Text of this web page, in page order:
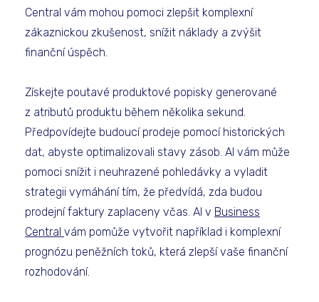
Central vám mohou pomoci zlepšit komplexní
zákaznickou zkušenost, snížit náklady a zvýšit
finanční úspěch.
Získejte poutavé produktové popisky generované
z atributů produktu během několika sekund.
Předpovídejte budoucí prodeje pomocí historických
dat, abyste optimalizovali stavy zásob. AI vám může
pomoci snížit i neuhrazené pohledávky a vyladit
strategii vymáhání tím, že předvídá, zda budou
prodejní faktury zaplaceny včas. AI v Business
Central vám pomůže vytvořit například i komplexní
prognózu peněžních toků, která zlepší vaše finanční
rozhodování.